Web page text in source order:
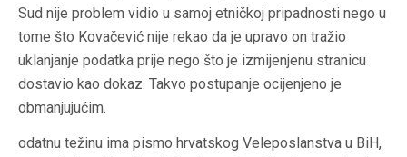
Sud nije problem vidio u samoj etničkoj pripadnosti nego u
tome što Kovačević nije rekao da je upravo on tražio
uklanjanje podatka prije nego što je izmijenjenu stranicu
dostavio kao dokaz. Takvo postupanje ocijenjeno je
obmanjujućim.
odatnu težinu ima pismo hrvatskog Veleposlanstva u BiH,